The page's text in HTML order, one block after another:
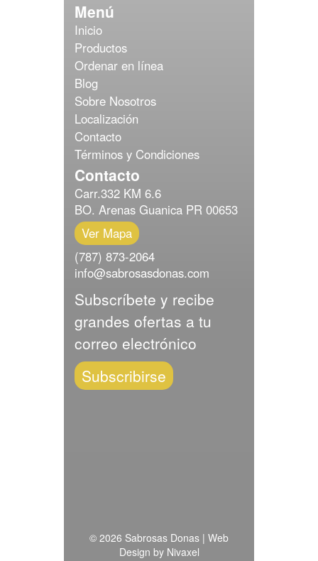
Menú
Inicio
Productos
Ordenar en línea
Blog
Sobre Nosotros
Localización
Contacto
Términos y Condiciones
Contacto
Carr.332 KM 6.6
BO. Arenas Guanica PR 00653
Ver Mapa
(787) 873-2064
info@sabrosasdonas.com
Subscríbete y recibe
grandes ofertas a tu
correo electrónico
Subscribirse
© 2026 Sabrosas Donas | Web
Design by Nivaxel